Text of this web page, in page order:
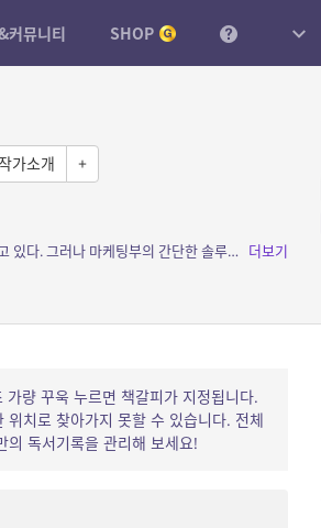
커뮤니티 SHOP
작가소개 +
소개: 로봇제작부 팀장 나박사는 자신의 역작이 잘 안팔리는 것에 대한 불만을 가지고 있다. 그러나 마케팅부의 간단한 솔루션 이후 자신의 로봇은 불티나게 팔린다. 어쩔수 없지만 받아들이는데... 더보기
량 꾸욱 누르면 책갈피가 지정됩니다.
치로 찾아가지 못할 수 있습니다. 전체
의 독서기록을 관리해 보세요!